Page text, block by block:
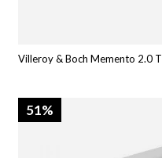
Villeroy & Boch Memento 2.0
51%